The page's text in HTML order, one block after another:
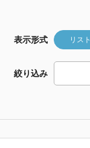
表示形式 リスト
絞り込み